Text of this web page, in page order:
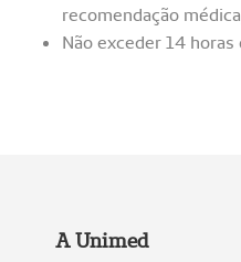
recomendação
Não exceder 14 horas
A Unimed